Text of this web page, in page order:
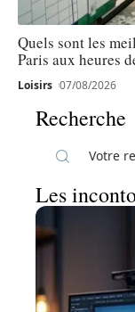
Quels sont les
Paris aux heures
Loisirs 07/08/2026
Recherche
Les